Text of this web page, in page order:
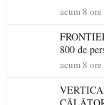
niciodată
acum 8 ore
800 de
acum 8 ore